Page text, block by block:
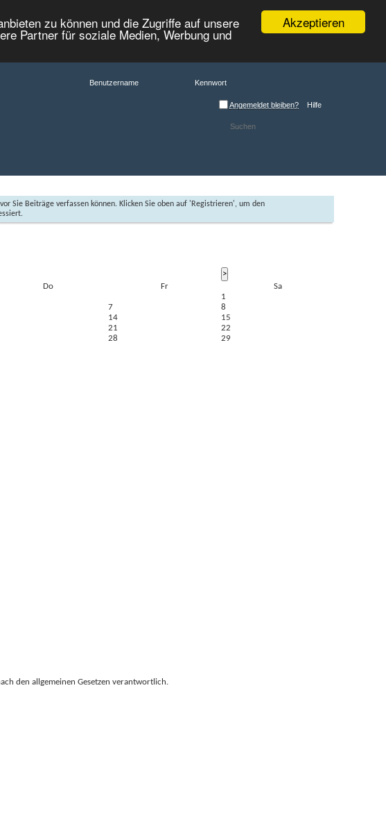
Akzeptieren
zu können und die Zugriffe auf unsere
Partner für soziale Medien, Werbung und
Angemeldet bleiben? Hilfe
Sie Beiträge verfassen können. Klicken Sie oben auf 'Registrieren', um den
Do Fr
Sa
1
7
8
14
15
21
22
28
29
den allgemeinen Gesetzen verantwortlich.